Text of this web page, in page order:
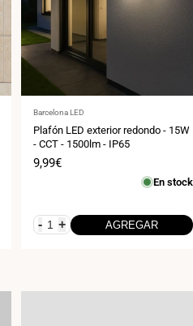
Proveedor:
Barcelona LED
Plafón LED exterior redondo - 15W
- CCT - 1500lm - IP65
Precio
9,99€
En stock
- + AGREGAR